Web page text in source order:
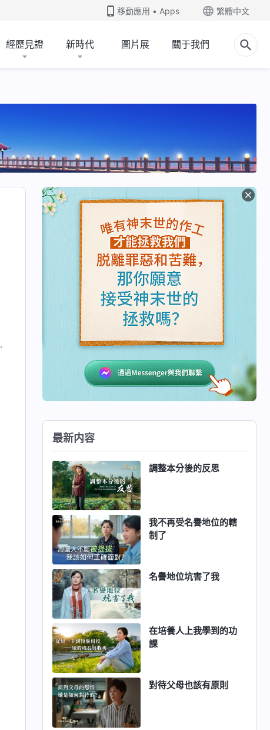
移動應用 • Apps 繁體中文
經歷見證 新時代 圖片展 關于我們
最新内容
調整本分後的反思
我不再受名譽地位的轄
制了
名譽地位坑害了我
在培養人上我學到的功
課
對待父母也該有原則